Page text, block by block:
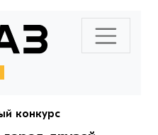
конкурс